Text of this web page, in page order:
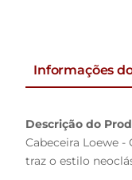
Informações
Descrição do
Cabeceira Loewe
traz o estilo